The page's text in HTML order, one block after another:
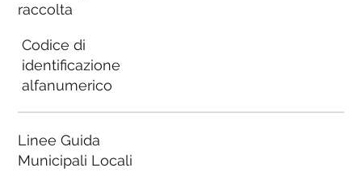
raccolta
Codice di
identificazione
alfanumerico
Linee Guida
Municipali Locali